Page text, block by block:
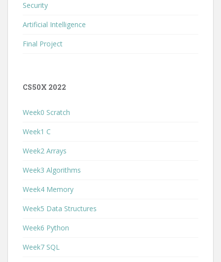
Security
Artificial Intelligence
Final Project
CS50X 2022
Week0 Scratch
Week1 C
Week2 Arrays
Week3 Algorithms
Week4 Memory
Week5 Data Structures
Week6 Python
Week7 SQL